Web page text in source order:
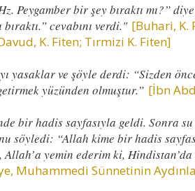
Peygamber bir şey bıraktı mı?”
cevabını verdi." [Buhari, K.
K. Fiten; Tırmizi K. Fiten]
yasaklar ve şöyle derdi: “Sizden
yüzünden olmuştur.” [İbn
bir hadis sayfasıyla geldi. Sonra su
söyledi: “Allah kime bir hadis
Allah’a yemin ederim ki,
Muhammedi Sünnetinin